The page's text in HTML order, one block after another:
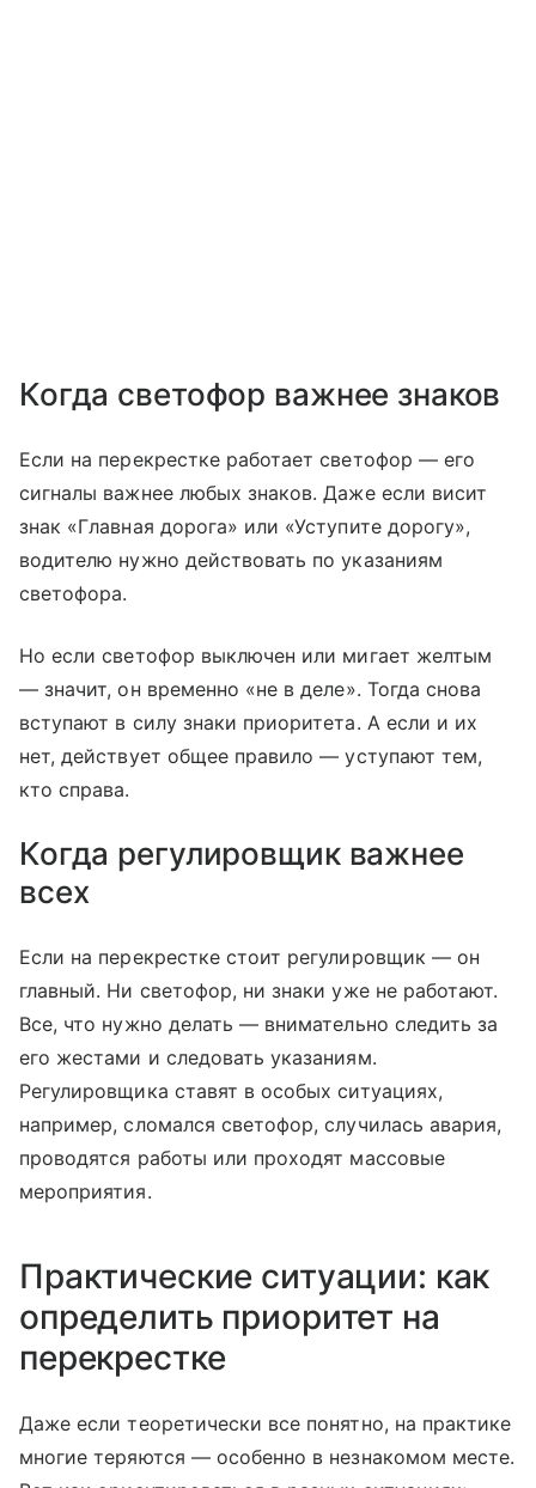
Когда светофор важнее знаков
Если на перекрестке работает светофор — его
сигналы важнее любых знаков. Даже если висит
знак «Главная дорога» или «Уступите дорогу»,
водителю нужно действовать по указаниям
светофора.
Но если светофор выключен или мигает желтым
— значит, он временно «не в деле». Тогда снова
вступают в силу знаки приоритета. А если и их
нет, действует общее правило — уступают тем,
кто справа.
Когда регулировщик важнее
всех
Если на перекрестке стоит регулировщик — он
главный. Ни светофор, ни знаки уже не работают.
Все, что нужно делать — внимательно следить за
его жестами и следовать указаниям.
Регулировщика ставят в особых ситуациях,
например, сломался светофор, случилась авария,
проводятся работы или проходят массовые
мероприятия.
Практические ситуации: как
определить приоритет на
перекрестке
Даже если теоретически все понятно, на практике
многие теряются — особенно в незнакомом месте.